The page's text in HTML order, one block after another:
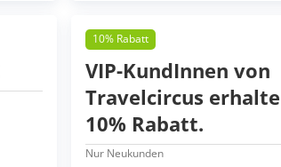
10% Rabatt
VIP-KundInnen von
Travelcircus
10% Rabatt.
Nur Neukunden